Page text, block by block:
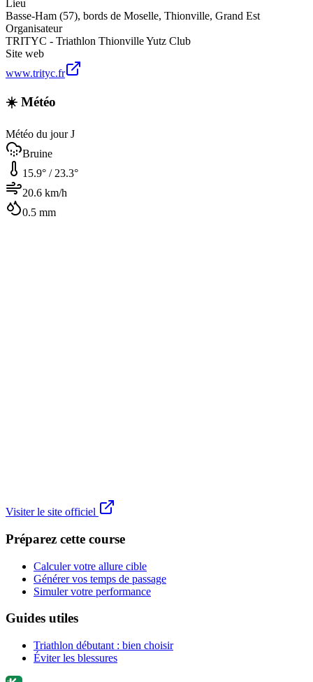
Lieu
Basse-Ham (57), bords de Moselle, Thionville, Grand Est
Organisateur
TRITYC - Triathlon Thionville Yutz Club
Site web
www.trityc.fr
☀️ Météo
Météo du jour J
Bruine
15.9° / 23.3°
20.6 km/h
0.5 mm
Visiter le site officiel
Préparez cette course
Calculer votre allure cible
Générer vos temps de passage
Simuler votre performance
Guides utiles
Triathlon débutant : bien choisir
Éviter les blessures